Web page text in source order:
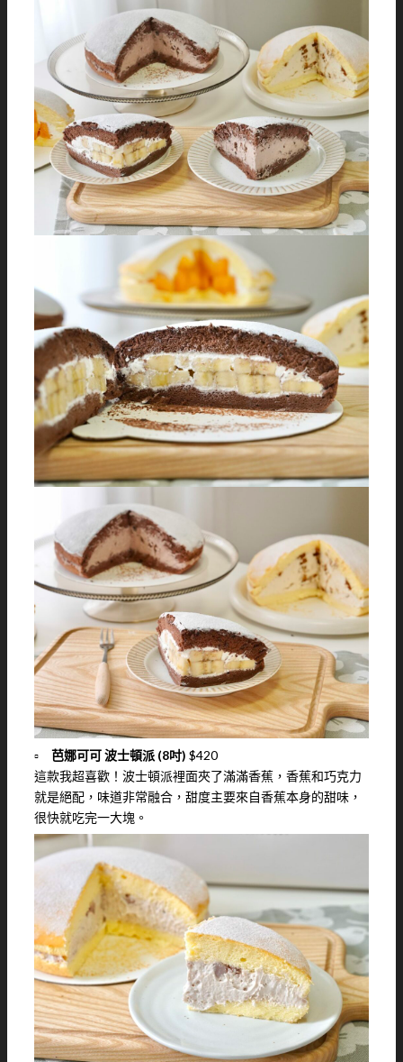
▫️ 芭娜可可 波士頓派 (8吋) $420
這款我超喜歡！波士頓派裡面夾了滿滿香蕉，香蕉和巧克力
就是絕配，味道非常融合，甜度主要來自香蕉本身的甜味，
很快就吃完一大塊。